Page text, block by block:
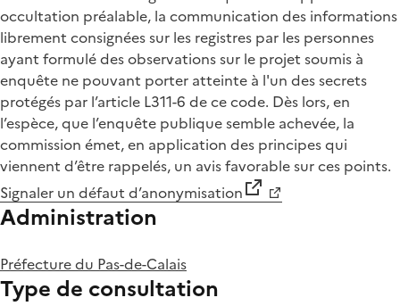
occultation préalable, la communication des informations
librement consignées sur les registres par les personnes
ayant formulé des observations sur le projet soumis à
enquête ne pouvant porter atteinte à l'un des secrets
protégés par l’article L311-6 de ce code. Dès lors, en
l’espèce, que l’enquête publique semble achevée, la
commission émet, en application des principes qui
viennent d’être rappelés, un avis favorable sur ces points.
Signaler un défaut d’anonymisation
Administration
Préfecture du Pas-de-Calais
Type de consultation